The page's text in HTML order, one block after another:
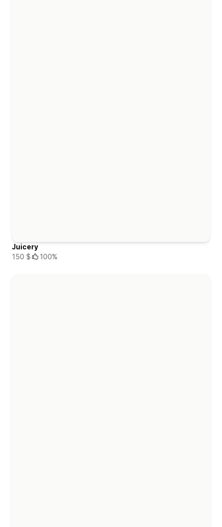
Juicery
150 $
100%